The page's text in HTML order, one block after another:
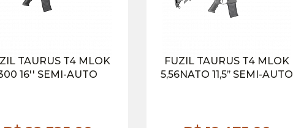
TAURUS T4 MLOK
16'' SEMI-AUTO
FUZIL TAURUS T4 MLOK
5,56NATO 11,5’’ SEMI-AUTO